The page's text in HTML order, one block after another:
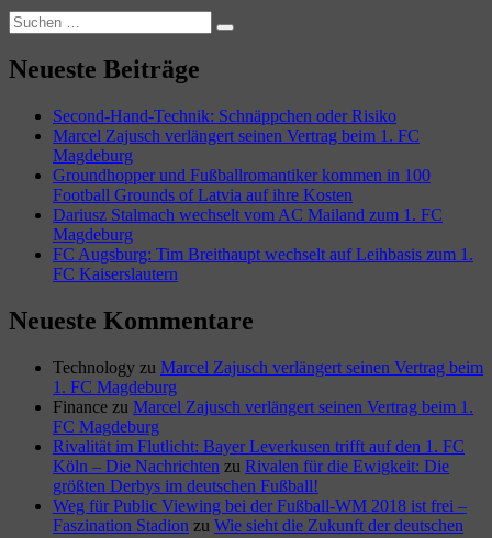
Suchen
nach:
Suchen
Neueste Beiträge
Second-Hand-Technik: Schnäppchen oder Risiko
Marcel Zajusch verlängert seinen Vertrag beim 1. FC
Magdeburg
Groundhopper und Fußballromantiker kommen in 100
Football Grounds of Latvia auf ihre Kosten
Dariusz Stalmach wechselt vom AC Mailand zum 1. FC
Magdeburg
FC Augsburg: Tim Breithaupt wechselt auf Leihbasis zum 1.
FC Kaiserslautern
Neueste Kommentare
Technology zu Marcel Zajusch verlängert seinen Vertrag beim
1. FC Magdeburg
Finance zu Marcel Zajusch verlängert seinen Vertrag beim 1.
FC Magdeburg
Rivalität im Flutlicht: Bayer Leverkusen trifft auf den 1. FC
Köln – Die Nachrichten zu Rivalen für die Ewigkeit: Die
größten Derbys im deutschen Fußball!
Weg für Public Viewing bei der Fußball-WM 2018 ist frei –
Faszination Stadion zu Wie sieht die Zukunft der deutschen